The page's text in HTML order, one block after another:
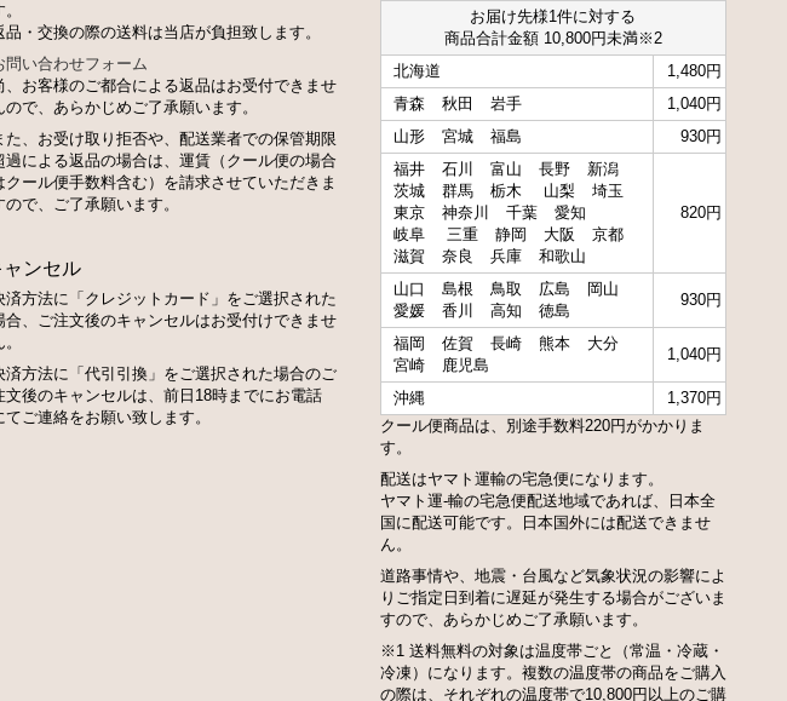
品・交換の際の送料は当店が負担致します。
問い合わせフォーム
、お客様のご都合による返品はお受付できませ
ので、あらかじめご了承願います。
た、お受け取り拒否や、配送業者での保管期限
過による返品の場合は、運賃（クール便の場合
クール便手数料含む）を請求させていただきま
ので、ご了承願います。
ンセル
済方法に「クレジットカード」をご選択された
合、ご注文後のキャンセルはお受付けできませ
済方法に「代引引換」をご選択された場合のご
文後のキャンセルは、前日18時までにお電話
てご連絡をお願い致します。
お届け先様1件に対する
商品合計金額 10,800円未満※2
北海道
1,480円
青森
秋田 岩手
1,040円
山形
宮城 福島
930円
福井
石川 富山 長野
新潟
茨城
群馬 栃木 山梨
埼玉
東京
神奈川 千葉
愛知
岐阜
三重 静岡 大阪
京都
滋賀
奈良 兵庫 和歌山
820円
山口 島根 鳥取 広島
岡山
愛媛
香川 高知 徳島
930円
福岡 佐賀 長崎 熊本
大分
宮崎
鹿児島
1,040円
沖縄
1,370円
クール便商品は、別途手数料220円がかかりま
す。
配送はヤマト運輸の宅急便になります。
ヤマト運-輸の宅急便配送地域であれば、日本全
国に配送可能です。日本国外には配送できませ
ん。
道路事情や、地震・台風など気象状況の影響によ
りご指定日到着に遅延が発生する場合がございま
すので、あらかじめご了承願います。
※1 送料無料の対象は温度帯ごと（常温・冷蔵・
冷凍）になります。複数の温度帯の商品をご購入
の際は、それぞれの温度帯で10,800円以上のご購